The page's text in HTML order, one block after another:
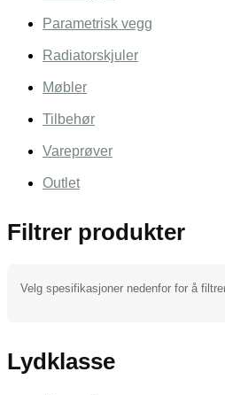
Parametrisk vegg
Radiatorskjuler
Møbler
Tilbehør
Vareprøver
Outlet
Filtrer produkter
Velg spesifikasjoner nedenfor for å
Lydklasse